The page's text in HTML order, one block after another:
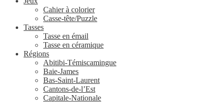
Cahier à colorier
Casse-tête/Puzzle
Tasses
Tasse en émail
Tasse en céramique
Régions
Abitibi-Témiscamingue
Baie-James
Bas-Saint-Laurent
Cantons-de-l’Est
Capitale-Nationale